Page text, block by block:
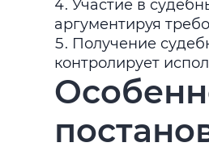
Участие в
аргументируя
Получение
контролирует